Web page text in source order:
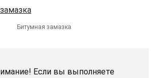
Битумная замазка
Если вы выполняете